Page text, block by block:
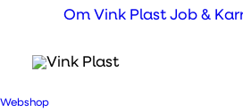
Om Vink Plast Job &
Webshop